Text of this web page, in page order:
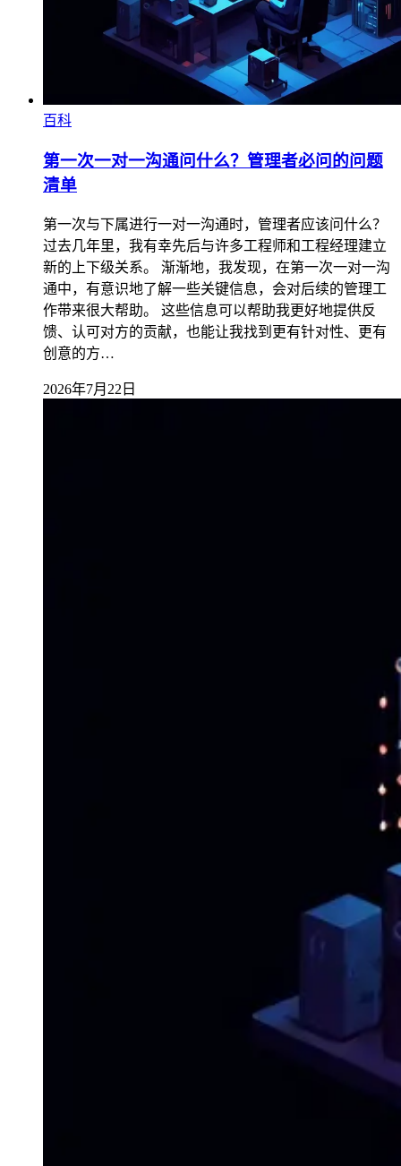
百科
第一次一对一沟通问什么？管理者必问的问题
清单
第一次与下属进行一对一沟通时，管理者应该问什么？
过去几年里，我有幸先后与许多工程师和工程经理建立
新的上下级关系。 渐渐地，我发现，在第一次一对一沟
通中，有意识地了解一些关键信息，会对后续的管理工
作带来很大帮助。 这些信息可以帮助我更好地提供反
馈、认可对方的贡献，也能让我找到更有针对性、更有
创意的方…
2026年7月22日